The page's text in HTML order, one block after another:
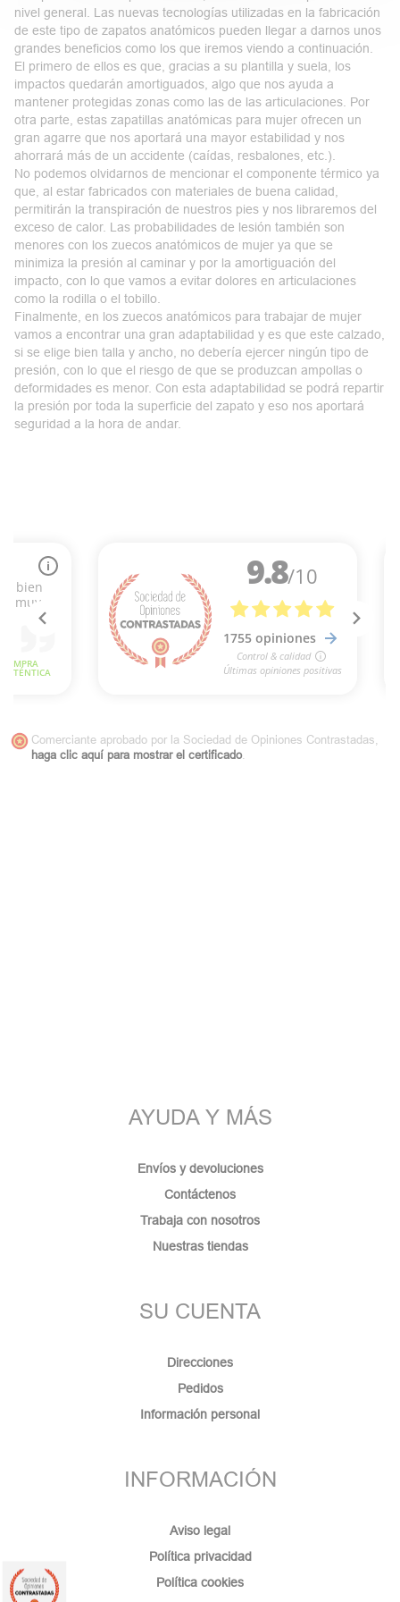
nivel general. Las nuevas tecnologías utilizadas en la fabricación
de este tipo de zapatos anatómicos pueden llegar a darnos unos
grandes beneficios como los que iremos viendo a continuación.
El primero de ellos es que, gracias a su plantilla y suela, los
impactos quedarán amortiguados, algo que nos ayuda a
mantener protegidas zonas como las de las articulaciones. Por
otra parte, estas zapatillas anatómicas para mujer ofrecen un
gran agarre que nos aportará una mayor estabilidad y nos
ahorrará más de un accidente (caídas, resbalones, etc.).
No podemos olvidarnos de mencionar el componente térmico ya
que, al estar fabricados con materiales de buena calidad,
permitirán la transpiración de nuestros pies y nos libraremos del
exceso de calor. Las probabilidades de lesión también son
menores con los zuecos anatómicos de mujer ya que se
minimiza la presión al caminar y por la amortiguación del
impacto, con lo que vamos a evitar dolores en articulaciones
como la rodilla o el tobillo.
Finalmente, en loszuecos anatómicos para trabajar de mujer
vamos a encontrar una gran adaptabilidad y es que este calzado,
si se elige bien talla y ancho, no debería ejercer ningún tipo de
presión, con lo que el riesgo de que se produzcan ampollas o
deformidades es menor. Con esta adaptabilidad se podrá repartir
la presión por toda la superficie del zapato y eso nos aportará
seguridad a la hora de andar.
Comerciante aprobado por la Sociedad de Opiniones Contrastadas,
haga clic aquí para mostrar el certificado.
AYUDA Y MÁS
Envíos y devoluciones
Contáctenos
Trabaja con nosotros
Nuestras tiendas
SU CUENTA
Direcciones
Pedidos
Información personal
INFORMACIÓN
Aviso legal
Política privacidad
Política cookies